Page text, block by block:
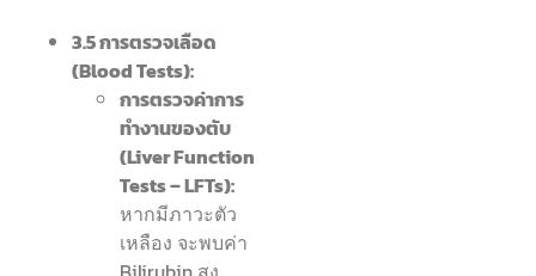
3.5 การตรวจเลือด
(Blood Tests):
การตรวจค่าการ
ทำงานของตับ
(Liver Function
Tests – LFTs):
หากมีภาวะตัว
เหลือง จะพบค่า